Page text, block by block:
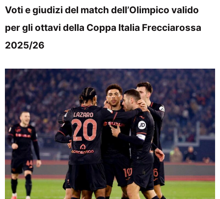
Voti e giudizi del match dell’Olimpico valido
per gli ottavi della Coppa Italia Frecciarossa
2025/26